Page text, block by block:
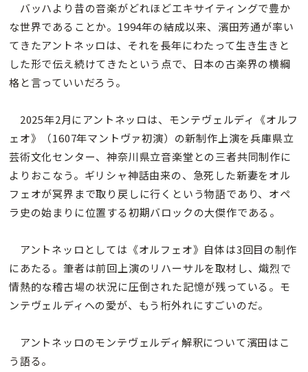
バッハより昔の音楽がどれほどエキサイティングで豊か
な世界であることか。1994年の結成以来、濱田芳通が率い
てきたアントネッロは、それを長年にわたって生き生きと
した形で伝え続けてきたという点で、日本の古楽界の横綱
格と言っていいだろう。
2025年2月にアントネッロは、モンテヴェルディ《オルフ
ェオ》（1607年マントヴァ初演）の新制作上演を兵庫県立
芸術文化センター、神奈川県立音楽堂との三者共同制作に
よりおこなう。ギリシャ神話由来の、急死した新妻をオル
フェオが冥界まで取り戻しに行くという物語であり、オペ
ラ史の始まりに位置する初期バロックの大傑作である。
アントネッロとしては《オルフェオ》自体は3回目の制作
にあたる。筆者は前回上演のリハーサルを取材し、熾烈で
情熱的な稽古場の状況に圧倒された記憶が残っている。モ
ンテヴェルディへの愛が、もう桁外れにすごいのだ。
アントネッロのモンテヴェルディ解釈について濱田はこ
う語る。